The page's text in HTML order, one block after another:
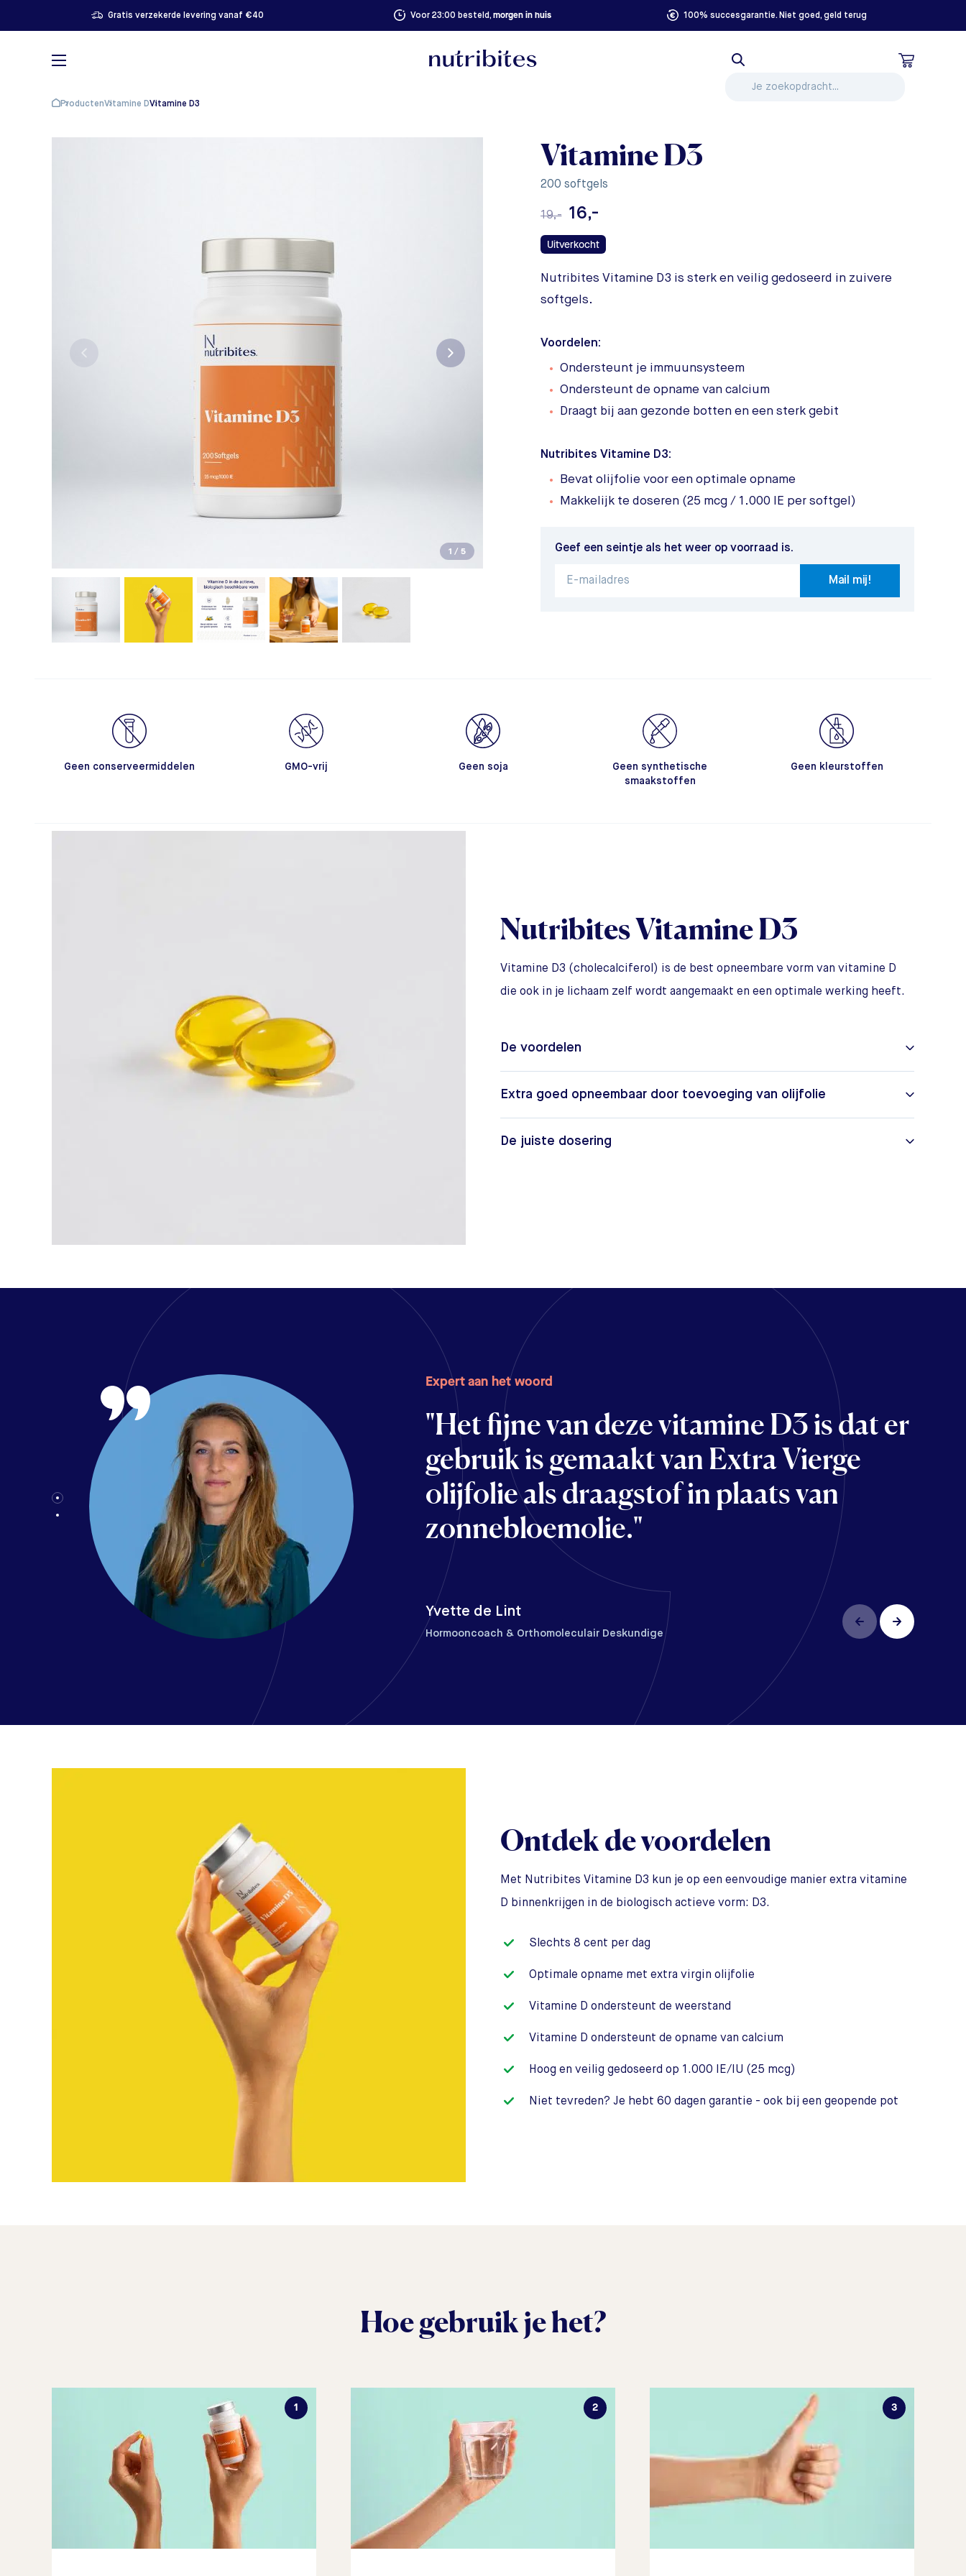
Gratis verzekerde levering vanaf €40 Voor 23:00 besteld, morgen in huis 100% succesgarantie. Niet goed, geld terug
ProductenVitamine DVitamine D3
1 / 5
Vitamine D3
200 softgels
19,- 16,-
Uitverkocht
Nutribites Vitamine D3 is sterk en veilig gedoseerd in zuivere
softgels.
Voordelen:
Ondersteunt je immuunsysteem
Ondersteunt de opname van calcium
Draagt bij aan gezonde botten en een sterk gebit
Nutribites Vitamine D3:
Bevat olijfolie voor een optimale opname
Makkelijk te doseren (25 mcg / 1.000 IE per softgel)
Geef een seintje als het weer op voorraad is.
Mail mij!
Geen conserveermiddelen GMO-vrij Geen soja
Geen synthetische
smaakstoffen
Geen kleurstoffen
Nutribites Vitamine D3
Vitamine D3 (cholecalciferol) is de best opneembare vorm van vitamine D
die ook in je lichaam zelf wordt aangemaakt en een optimale werking heeft.
De voordelen
Extra goed opneembaar door toevoeging van olijfolie
De juiste dosering
Expert aan het woord
"Het fijne van deze vitamine D3 is dat er
gebruik is gemaakt van Extra Vierge
olijfolie als draagstof in plaats van
zonnebloemolie."
Yvette de Lint
Hormooncoach & Orthomoleculair Deskundige
Expert aan het woord
"Het gunstige aan de Nutribites
Vitamine D3 is dat het geen tabletten
zijn, maar kleine capsules met olijfolie.
Hierdoor is het goed opneembaar."
Lorenz van den Helder
Orthomoleculair deskundige en praktijkeigenaar
Ontdek de voordelen
Met Nutribites Vitamine D3 kun je op een eenvoudige manier extra vitamine
D binnenkrijgen in de biologisch actieve vorm: D3.
Slechts 8 cent per dag
Optimale opname met extra virgin olijfolie
Vitamine D ondersteunt de weerstand
Vitamine D ondersteunt de opname van calcium
Hoog en veilig gedoseerd op 1.000 IE/IU (25 mcg)
Niet tevreden? Je hebt 60 dagen garantie - ook bij een geopende pot
Hoe gebruik je het?